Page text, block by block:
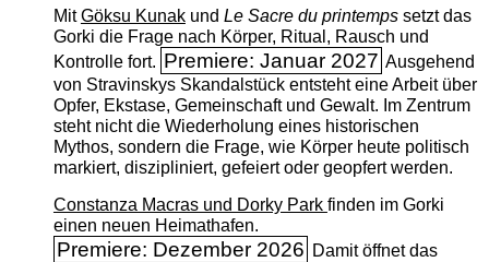
MitGöksu Kunakund Le Sacre du printempssetzt das
Gorki die Frage nach Körper, Ritual, Rausch und
Kontrolle fort. Premiere: Januar 2027 Ausgehend
von Stravinskys Skandalstück entsteht eine Arbeit über
Opfer, Ekstase, Gemeinschaft und Gewalt. Im Zentrum
steht nicht die Wiederholung eines historischen
Mythos, sondern die Frage, wie Körper heute politisch
markiert, diszipliniert, gefeiert oder geopfert werden.
Constanza Macras und Dorky Park finden im Gorki
einen neuen Heimathafen.
Premiere: Dezember 2026 Damit öffnet das